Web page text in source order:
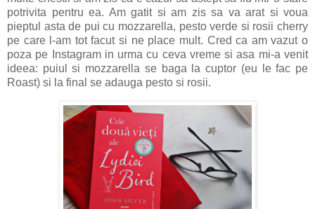
potrivita pentru ea. Am gatit si am zis sa va arat si voua
pieptul asta de pui cu mozzarella, pesto verde si rosii cherry
pe care l-am tot facut si ne place mult. Cred ca am vazut o
poza pe Instagram in urma cu ceva vreme si asa mi-a venit
ideea: puiul si mozzarella se baga la cuptor (eu le fac pe
Roast) si la final se adauga pesto si rosii.